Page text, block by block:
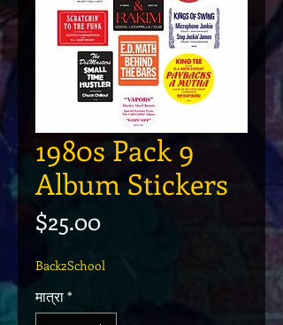
1980s Pack 9
Album Stickers
$25.00मूल्य
Back2School
मात्रा*